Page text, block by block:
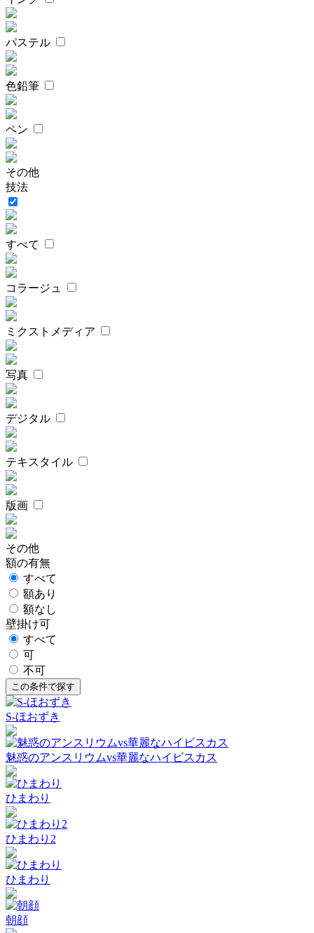
パステル
色鉛筆
ペン
その他
技法
すべて
コラージュ
ミクストメディア
写真
デジタル
テキスタイル
版画
その他
額の有無
すべて
額あり
額なし
壁掛け可
すべて
可
不可
S‐ほおずき
魅惑のアンスリウムvs華麗なハイビスカス
ひまわり
ひまわり2
ひまわり
朝顔